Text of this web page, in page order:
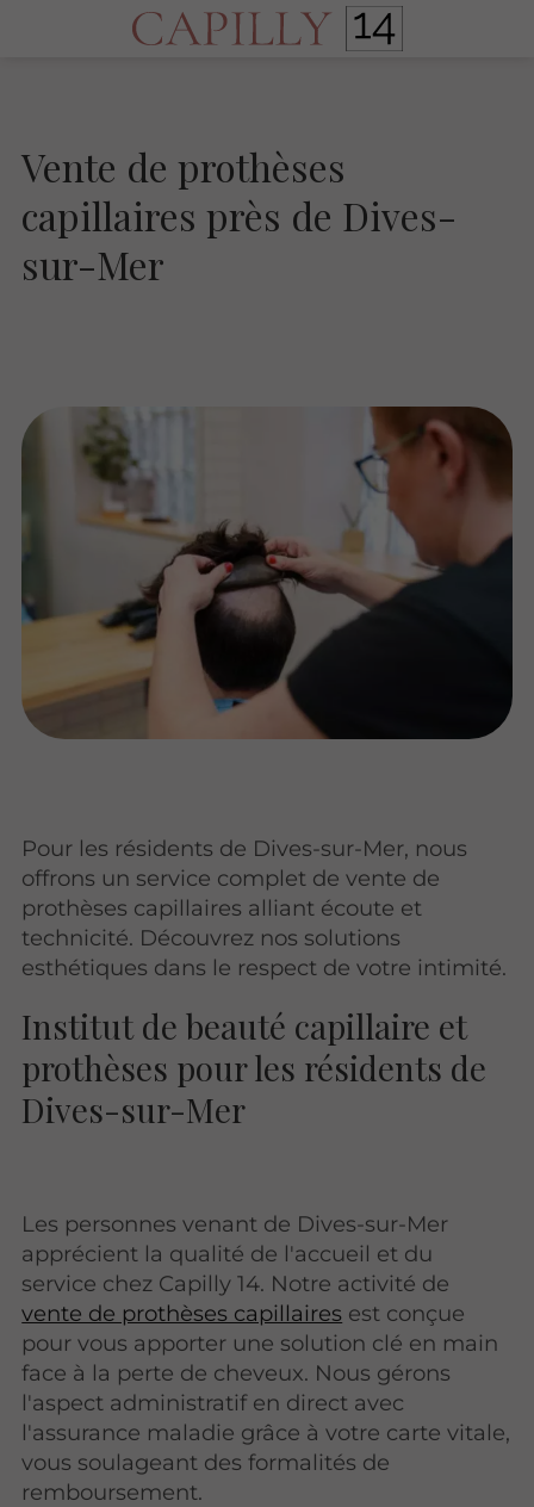
Vente de prothèses
capillaires près de Dives-
sur-Mer
Pour les résidents de Dives-sur-Mer, nous
offrons un service complet de vente de
prothèses capillaires alliant écoute et
technicité. Découvrez nos solutions
esthétiques dans le respect de votre intimité.
Institut de beauté capillaire et
prothèses pour les résidents de
Dives-sur-Mer
Les personnes venant de Dives-sur-Mer
apprécient la qualité de l'accueil et du
service chez Capilly 14. Notre activité de
vente de prothèses capillaires est conçue
pour vous apporter une solution clé en main
face à la perte de cheveux. Nous gérons
l'aspect administratif en direct avec
l'assurance maladie grâce à votre carte vitale,
vous soulageant des formalités de
remboursement.